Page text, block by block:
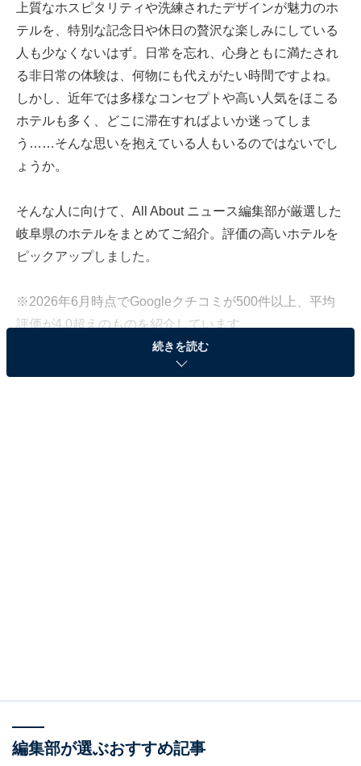
上質なホスピタリティや洗練されたデザインが魅力のホ
テルを、特別な記念日や休日の贅沢な楽しみにしている
人も少なくないはず。日常を忘れ、心身ともに満たされ
る非日常の体験は、何物にも代えがたい時間ですよね。
しかし、近年では多様なコンセプトや高い人気をほこる
ホテルも多く、どこに滞在すればよいか迷ってしま
う……そんな思いを抱えている人もいるのではないでし
ょうか。
そんな人に向けて、All About ニュース編集部が厳選した
岐阜県のホテルをまとめてご紹介。評価の高いホテルを
ピックアップしました。
※2026年6月時点でGoogleクチコミが500件以上、平均
評価が4.0超えのものを紹介しています
この記事の執筆者： All About ニュース お買
続きを読む
編集部が選ぶおすすめ記事